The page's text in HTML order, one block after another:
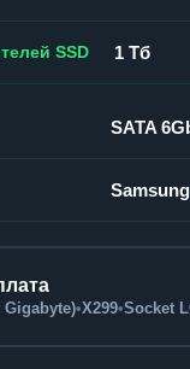
SSD 1 Тб
SATA
Samsung
Gigabyte)•X299•Socket